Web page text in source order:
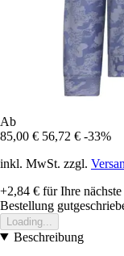
Ab
85,00 € 56,72 € -33%
inkl. MwSt. zzgl.
+2,84 € für Ihre
Bestellung
Loading...
Beschreibung